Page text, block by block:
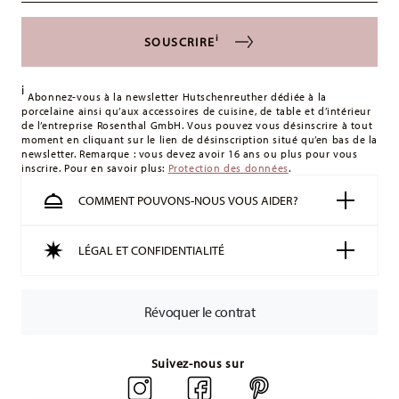
à 12,90 €. Pour tous les autres pays, vous pouvez consulter
les frais de livraison ici.
montant minimum de commande est de 135 £. La livraison
est offerte.
Suisse : Les livraisons en Suisse sont gratuites à partir de
49,90 CHF. Pour toute commande inférieure à 49,90 CHF, les
Suivi :
Vous recevrez un code de suivi par e-mail dès que
Délai de livraison en France : 5-7 jours ouvrables pour les
articles en stock. Vous pouvez consulter les délais de
Pour les retours, veuillez utiliser notre
SOUSCRIREi
i Abonnez-vous à la newsletter Hutschenreuther dédiée à la
porcelaine ainsi qu’aux accessoires de cuisine, de table et d’intérieur
de l’entreprise Rosenthal GmbH. Vous pouvez vous désinscrire à tout
moment en cliquant sur le lien de désinscription situé qu’en bas de la
newsletter. Remarque : vous devez avoir 16 ans ou plus pour vous
inscrire. Pour en savoir plus: Protection des données.
COMMENT POUVONS-NOUS VOUS AIDER?
LÉGAL ET CONFIDENTIALITÉ
Révoquer le contrat
Suivez-nous sur